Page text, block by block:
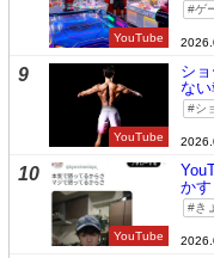
YouTube
ゲ
9
YouTube
シ
ない
シ
10
YouTube
かす
き